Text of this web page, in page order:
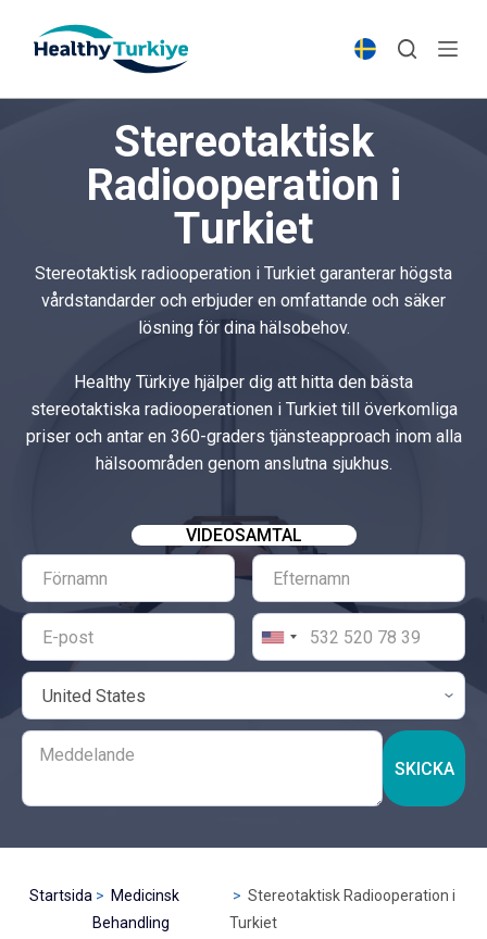
p
Stereotaktisk
Radiooperation i
Turkiet
Stereotaktisk radiooperation i Turkiet garanterar högsta
vårdstandarder och erbjuder en omfattande och säker
lösning för dina hälsobehov.
Healthy Türkiye hjälper dig att hitta den bästa
stereotaktiska radiooperationen i Turkiet till överkomliga
priser och antar en 360-graders tjänsteapproach inom alla
hälsoområden genom anslutna sjukhus.
VIDEOSAMTAL
SKICKA
Startsida
Medicinsk
Behandling
Stereotaktisk Radiooperation i
Turkiet